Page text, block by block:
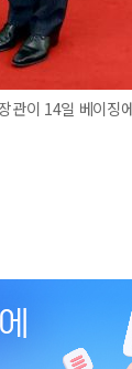
관이 14일 베이징